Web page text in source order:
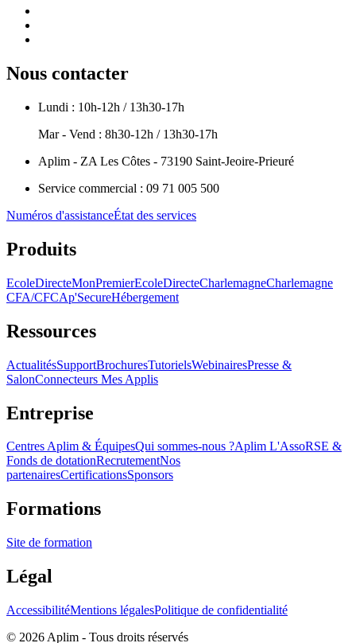
Nous contacter
Lundi : 10h-12h / 13h30-17h
Mar - Vend : 8h30-12h / 13h30-17h
Aplim - ZA Les Côtes - 73190 Saint-Jeoire-Prieuré
Service commercial : 09 71 005 500
Numéros d'assistanceÉtat des services
Produits
EcoleDirecteMonPremierEcoleDirecteCharlemagneCharlemagne
CFA/CFCAp'SecureHébergement
Ressources
ActualitésSupportBrochuresTutorielsWebinairesPresse &
SalonConnecteurs Mes Applis
Entreprise
Centres Aplim & ÉquipesQui sommes-nous ?Aplim L'AssoRSE &
Fonds de dotationRecrutementNos
partenairesCertificationsSponsors
Formations
Site de formation
Légal
AccessibilitéMentions légalesPolitique de confidentialité
© 2026 Aplim - Tous droits réservés